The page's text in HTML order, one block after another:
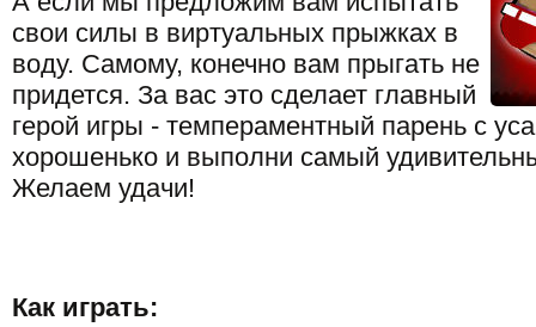
свои силы в виртуальных прыжках в
воду. Самому, конечно вам прыгать не
придется. За вас это сделает главный
герой игры - темпераментный парень с
хорошенько и выполни самый
Желаем удачи!
Как играть: